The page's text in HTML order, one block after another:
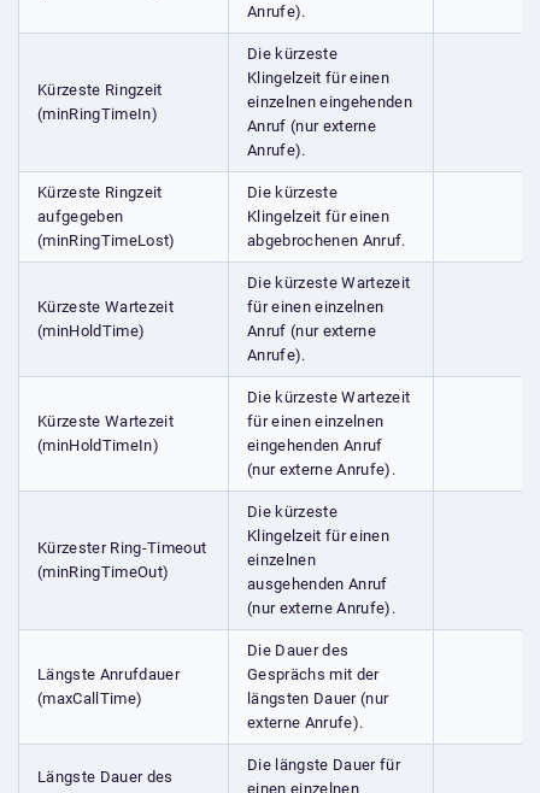
Anrufe).
Kürzeste Ringzeit
(minRingTimeIn)
Die kürzeste
Klingelzeit für einen
einzelnen eingehenden
Anruf (nur externe
Anrufe).
Kürzeste Ringzeit
aufgegeben
(minRingTimeLost)
Die kürzeste
Klingelzeit für einen
abgebrochenen Anruf.
Kürzeste Wartezeit
(minHoldTime)
Die kürzeste Wartezeit
für einen einzelnen
Anruf (nur externe
Anrufe).
Kürzeste Wartezeit
(minHoldTimeIn)
Die kürzeste Wartezeit
für einen einzelnen
eingehenden Anruf
(nur externe Anrufe).
Kürzester Ring-Timeout
(minRingTimeOut)
Die kürzeste
Klingelzeit für einen
einzelnen
ausgehenden Anruf
(nur externe Anrufe).
Längste Anrufdauer
(maxCallTime)
Die Dauer des
Gesprächs mit der
längsten Dauer (nur
externe Anrufe).
Längste Dauer des
Die längste Dauer für
einen einzelnen